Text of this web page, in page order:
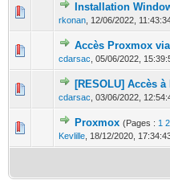
Installation
rkonan 12/06/2022,
0 Votes - 0 sur
Accès Proxmox
cdarsac 05/06/2022,
0 Votes - 0 sur 1
[RESOLU] Accès
cdarsac 03/06/2022,
0 Votes - 0 sur
Proxmox (Pages : 1 2
Kevlille 18/12/2020,
0 Votes - 0 sur